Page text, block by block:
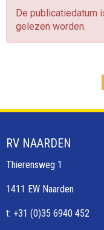
De publicatiedatum
gelezen worden.
RV NAARDEN
Thierensweg 1
1411 EW Naarden
t: +31 (0)35 6940 452